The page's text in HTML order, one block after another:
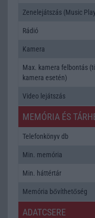
Zenelejátszás (Music
Rádió
Kamera
Max. kamera felbontás
kamera esetén)
Video lejátszás
MEMÓRIA ÉS
Telefonkönyv db
Min. memória
Min. háttértár
Memória bővíthetőség
ADATCSERE